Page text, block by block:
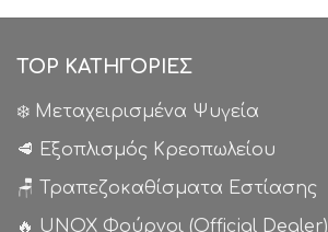
TOP ΚΑΤΗΓΟΡΙΕΣ
❄️ Μεταχειρισμένα Ψυγεία
🥩 Εξοπλισμός Κρεοπωλείου
🪑 Τραπεζοκαθίσματα Εστίασης
🔥 UNOX Φούρνοι (Official Dealer)